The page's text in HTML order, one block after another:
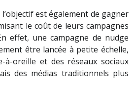
est également de gagner
le coût de leurs campagnes
effet, une campagne de nudge
être lancée à petite échelle,
à-oreille et des réseaux sociaux
des médias traditionnels plus